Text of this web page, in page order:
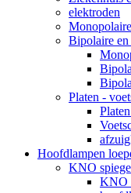
elektroden
Bipolaire en
Platen -
Hoofdlampen
KNO
KNO